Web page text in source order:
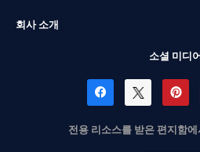
회사 소개
소셜 미디
전용 리소스를 받은 편지함